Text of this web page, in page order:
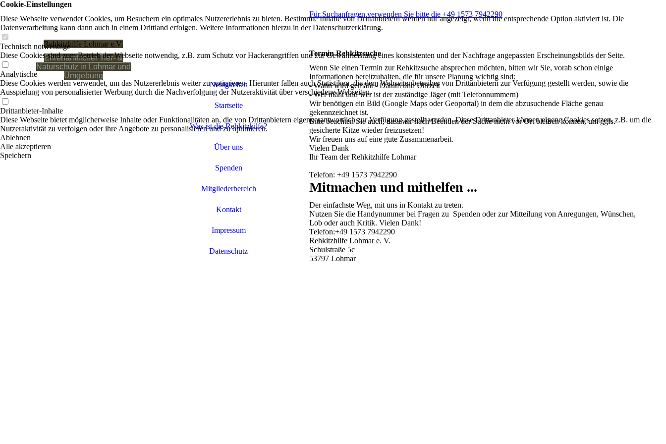
Rehkitzhilfe Lohmar e.V.
Ehrenamtlicher Tier- &
Naturschutz in Lohmar und
Umgebung
Neuigkeiten
Startseite
Was ist die Rehkitzhilfe?
Über uns
Spenden
Mitgliederbereich
Kontakt
Impressum
Datenschutz
Für Suchanfragen verwenden Sie bitte die +49 1573 7942290
Termin Rehkitzsuche
Wenn Sie einen Termin zur Rehkitzsuche absprechen möchten, bitten wir Sie, vorab schon einige
Informationen bereitzuhalten, die für unsere Planung wichtig sind:
- Wann wird gemäht - Datum und Uhrzeit
- Wer mäht und wer ist der zuständige Jäger (mit Telefonnummern)
Wir benötigen ein Bild (Google Maps oder Geoportal) in dem die abzusuchende Fläche genau
gekennzeichnet ist.
Bitte beachten Sie auch, dass wir nach Beenden der Suche nicht vor Ort bleiben können, um ggfs.
gesicherte Kitze wieder freizusetzen!
Wir freuen uns auf eine gute Zusammenarbeit.
Vielen Dank
Ihr Team der Rehkitzhilfe Lohmar
Telefon: +49 1573 7942290
Mitmachen und mithelfen ...
Der einfachste Weg, mit uns in Kontakt zu treten.
Nutzen Sie die Handynummer bei Fragen zu Spenden oder zur Mitteilung von Anregungen, Wünschen,
Lob oder auch Kritik. Vielen Dank!
Telefon:+49 1573 7942290
Rehkitzhilfe Lohmar e. V.
Schulstraße 5c
53797 Lohmar
Cookie-Einstellungen
Diese Webseite verwendet Cookies, um Besuchern ein optimales Nutzererlebnis zu bieten. Bestimmte Inhalte von Drittanbietern werden nur angezeigt, wenn die entsprechende Option aktiviert ist. Die
Datenverarbeitung kann dann auch in einem Drittland erfolgen. Weitere Informationen hierzu in der Datenschutzerklärung.
Technisch notwendige
Diese Cookies sind zum Betrieb der Webseite notwendig, z.B. zum Schutz vor Hackerangriffen und zur Gewährleistung eines konsistenten und der Nachfrage angepassten Erscheinungsbilds der Seite.
Analytische
Diese Cookies werden verwendet, um das Nutzererlebnis weiter zu optimieren. Hierunter fallen auch Statistiken, die dem Webseitenbetreiber von Drittanbietern zur Verfügung gestellt werden, sowie die
Ausspielung von personalisierter Werbung durch die Nachverfolgung der Nutzeraktivität über verschiedene Webseiten.
Drittanbieter-Inhalte
Diese Webseite bietet möglicherweise Inhalte oder Funktionalitäten an, die von Drittanbietern eigenverantwortlich zur Verfügung gestellt werden. Diese Drittanbieter können eigene Cookies setzen, z.B. um die
Nutzeraktivität zu verfolgen oder ihre Angebote zu personalisieren und zu optimieren.
Ablehnen
Alle akzeptieren
Speichern